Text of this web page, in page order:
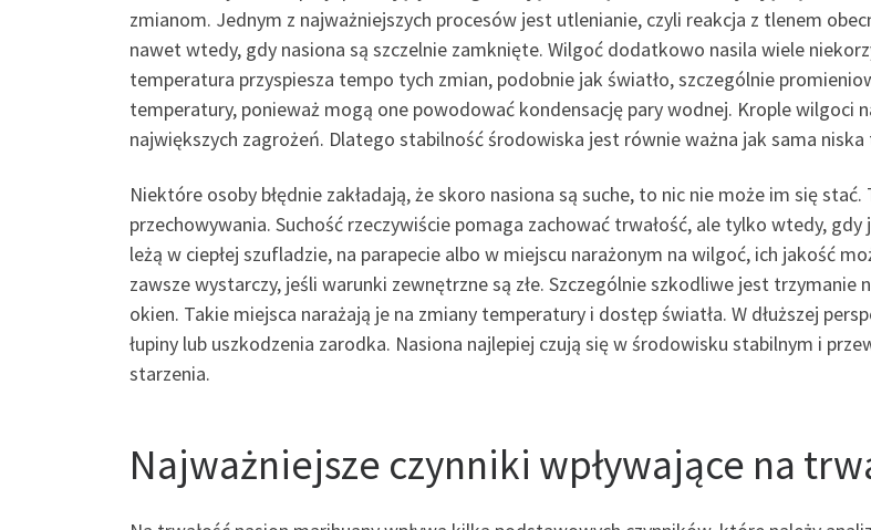
zmianom. Jednym z najważniejszych procesów jest utlenianie, czyli reakcja z tlenem
nawet wtedy, gdy nasiona są szczelnie zamknięte. Wilgoć dodatkowo nasila wiele
temperatura przyspiesza tempo tych zmian, podobnie jak światło, szczególnie
temperatury, ponieważ mogą one powodować kondensację pary wodnej. Krople wilgoci
największych zagrożeń. Dlatego stabilność środowiska jest równie ważna jak sama
Niektóre osoby błędnie zakładają, że skoro nasiona są suche, to nic nie może im się
przechowywania. Suchość rzeczywiście pomaga zachować trwałość, ale tylko wtedy,
leżą w ciepłej szufladzie, na parapecie albo w miejscu narażonym na wilgoć, ich jakość
zawsze wystarczy, jeśli warunki zewnętrzne są złe. Szczególnie szkodliwe jest
okien. Takie miejsca narażają je na zmiany temperatury i dostęp światła. W dłuższej
łupiny lub uszkodzenia zarodka. Nasiona najlepiej czują się w środowisku stabilnym i
starzenia.
Najważniejsze czynniki wpływające na